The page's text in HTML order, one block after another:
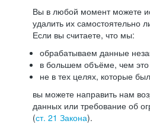
Вы в любой момент можете
удалить их самостоятельно
Если вы считаете, что мы:
обрабатываем данные
в большем объёме, чем это
не в тех целях, которые
вы можете направить нам
данных или требование об
(ст. 21 Закона).